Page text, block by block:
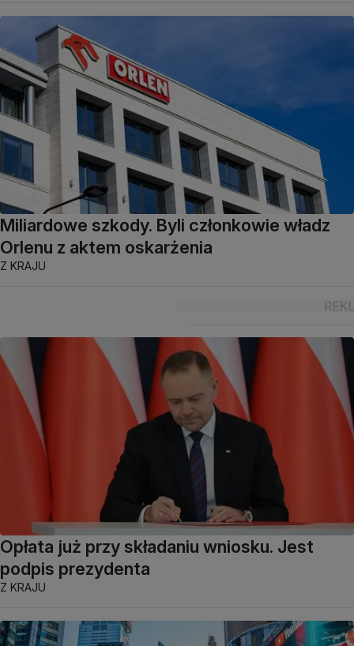
Miliardowe szkody. Byli członkowie władz
Orlenu z aktem oskarżenia
Z KRAJU
Opłata już przy składaniu wniosku. Jest
podpis prezydenta
Z KRAJU